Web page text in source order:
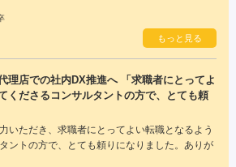
もっと見る
理店での社内DX推進へ 「求職者にとってよ
くださるコンサルタントの方で、とても頼
いただき、求職者にとってよい転職となるよう
ントの方で、とても頼りになりました。ありが